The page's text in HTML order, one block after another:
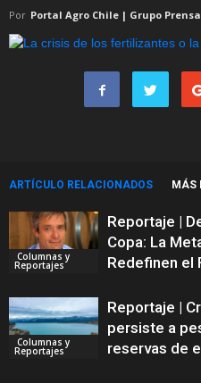
Por Portal Agro Chile | Grupo
ARTÍCULO RELACIONADOS MÁS
Columnas y
Reportajes
Reportaje |
Copa: La
Redefinen el
Columnas y
Reportajes
Reportaje |
persiste a
reservas de